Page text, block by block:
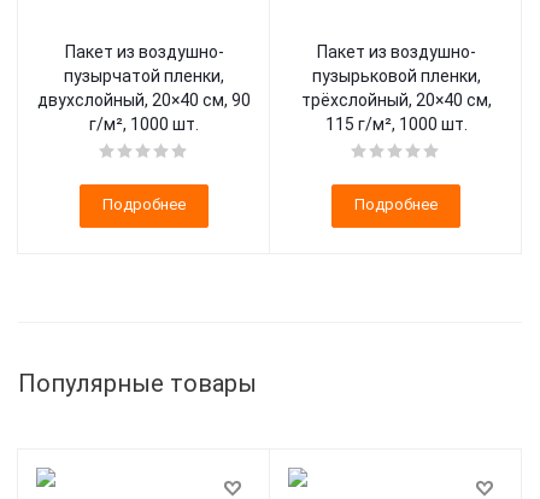
Пакет из воздушно-
пузырчатой пленки,
двухслойный, 20×40 см, 90
г/м², 1000 шт.
Подробнее
Пакет из воздушно-
пузырьковой пленки,
трёхслойный, 20×40 см,
115 г/м², 1000 шт.
Подробнее
Популярные товары